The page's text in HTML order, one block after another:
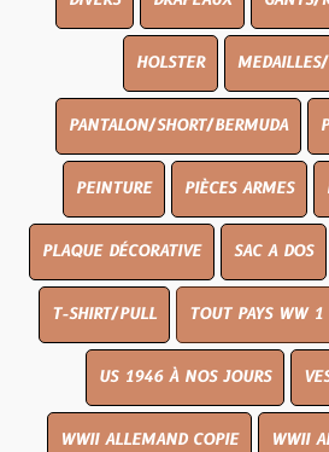
HOLSTER
PANTALON/SHORT/BERMUDA
PEINTURE PIÈCES ARMES
PLAQUE DÉCORATIVE SAC A DOS
T-SHIRT/PULL TOUT PAYS WW 1
US 1946 À NOS JOURS
WWII ALLEMAND COPIE WWII